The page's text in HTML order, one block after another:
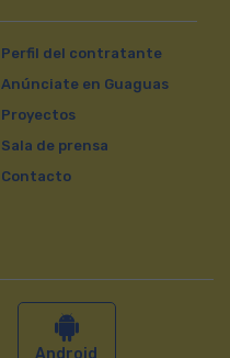
Perfil del contratante
Anúnciate en Guaguas
Proyectos
Sala de prensa
Contacto
Android